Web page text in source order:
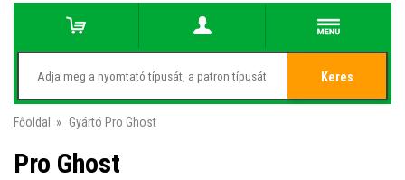
Keres
Főoldal » Gyártó Pro Ghost
Pro Ghost